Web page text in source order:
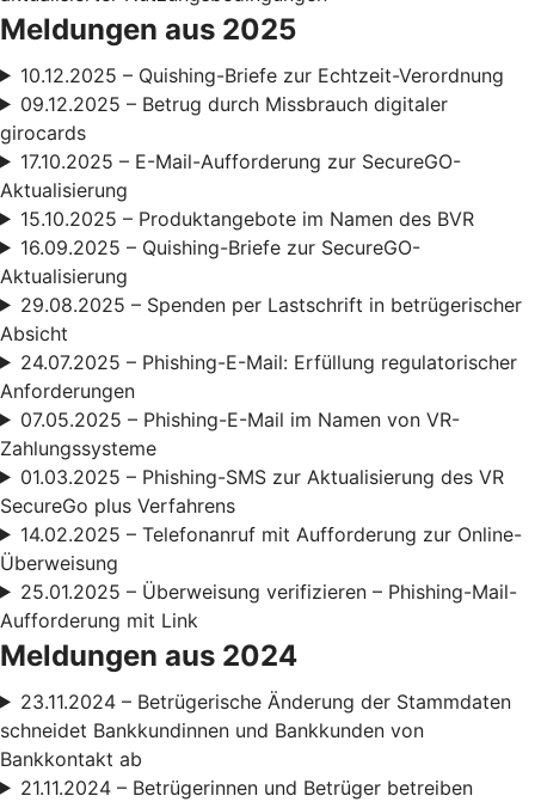
Meldungen aus 2025
10.12.2025 – Quishing-Briefe zur Echtzeit-Verordnung
09.12.2025 – Betrug durch Missbrauch digitaler
girocards
17.10.2025 – E-Mail-Aufforderung zur SecureGO-
Aktualisierung
15.10.2025 – Produktangebote im Namen des BVR
16.09.2025 – Quishing-Briefe zur SecureGO-
Aktualisierung
29.08.2025 – Spenden per Lastschrift in betrügerischer
Absicht
24.07.2025 – Phishing-E-Mail: Erfüllung regulatorischer
Anforderungen
07.05.2025 – Phishing-E-Mail im Namen von VR-
Zahlungssysteme
01.03.2025 – Phishing-SMS zur Aktualisierung des VR
SecureGo plus Verfahrens
14.02.2025 – Telefonanruf mit Aufforderung zur Online-
Überweisung
25.01.2025 – Überweisung verifizieren – Phishing-Mail-
Aufforderung mit Link
Meldungen aus 2024
23.11.2024 – Betrügerische Änderung der Stammdaten
schneidet Bankkundinnen und Bankkunden von
Bankkontakt ab
21.11.2024 – Betrügerinnen und Betrüger betreiben